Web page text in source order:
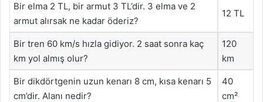
Bir elma 2 TL, bir armut 3 TL’dir. 3 elma ve 2
armut alırsak ne kadar öderiz?
12 TL
Bir tren 60 km/s hızla gidiyor. 2 saat sonra kaç
km yol almış olur?
120
km
Bir dikdörtgenin uzun kenarı 8 cm, kısa kenarı 5
cm’dir. Alanı nedir?
40
cm²